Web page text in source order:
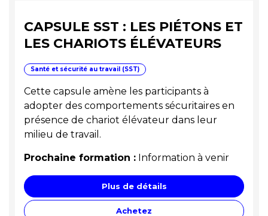
CAPSULE SST : LES PIÉTONS ET
LES CHARIOTS ÉLÉVATEURS
Santé et sécurité au travail (SST)
Cette capsule amène les participants à
adopter des comportements sécuritaires en
présence de chariot élévateur dans leur
milieu de travail.
Prochaine formation : Information à venir
Plus de détails
Achetez